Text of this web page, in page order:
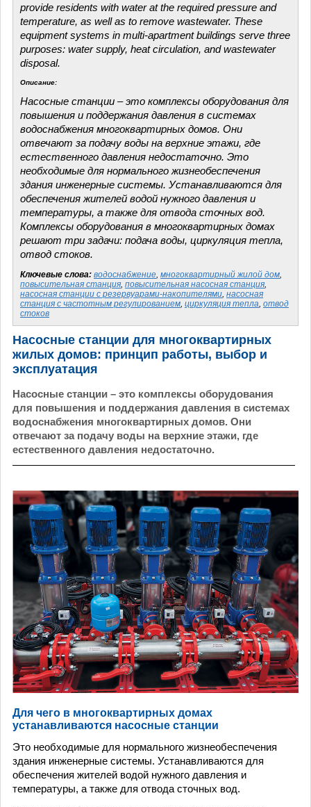
provide residents with water at the required pressure and
temperature, as well as to remove wastewater. These
equipment systems in multi-apartment buildings serve three
purposes: water supply, heat circulation, and wastewater
disposal.
Описание:
Насосные станции – это комплексы оборудования для
повышения и поддержания давления в системах
водоснабжения многоквартирных домов. Они
отвечают за подачу воды на верхние этажи, где
естественного давления недостаточно. Это
необходимые для нормального жизнеобеспечения
здания инженерные системы. Устанавливаются для
обеспечения жителей водой нужного давления и
температуры, а также для отвода сточных вод.
Комплексы оборудования в многоквартирных домах
решают три задачи: подача воды, циркуляция тепла,
отвод стоков.
Ключевые слова: водоснабжение, многоквартирный жилой дом,
повысительная станция, повысительная насосная станция,
насосная станции с резервуарами-накопителями, насосная
станция с частотным регулированием, циркуляция тепла, отвод
стоков
Насосные станции для многоквартирных
жилых домов: принцип работы, выбор и
эксплуатация
Насосные станции – это комплексы оборудования
для повышения и поддержания давления в системах
водоснабжения многоквартирных домов. Они
отвечают за подачу воды на верхние этажи, где
естественного давления недостаточно.
Для чего в многоквартирных домах
устанавливаются насосные станции
Это необходимые для нормального жизне­обеспечения
здания инженерные системы. Устанавливаются для
обеспечения жителей водой нужного давления и
температуры, а также для отвода сточных вод.